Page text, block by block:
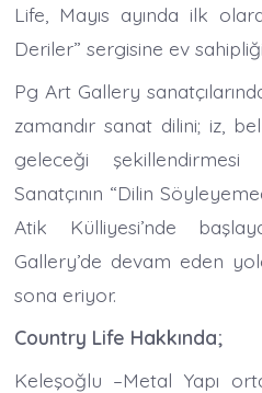
Life, Mayıs ayında ilk
Deriler” sergisine ev
Pg Art Gallery
zamandır sanat dilini; iz,
geleceği şekillendirmesi
Sanatçının “Dilin
Atik Külliyesi’nde
Gallery’de devam eden
sona eriyor.
Country Life Hakkında;
Keleşoğlu –Metal Yapı